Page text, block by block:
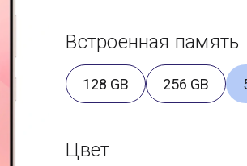
Встроенная память
128 GB 256 GB
Цвет